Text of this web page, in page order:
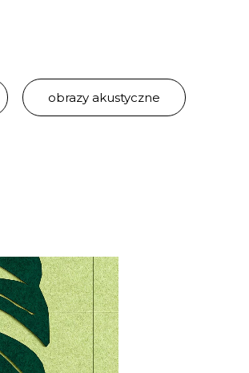
obrazy akustyczne